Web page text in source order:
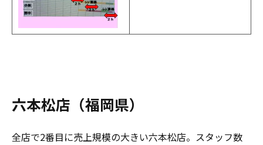
六本松店（福岡県）
全店で2番目に売上規模の大きい六本松店。スタッフ数